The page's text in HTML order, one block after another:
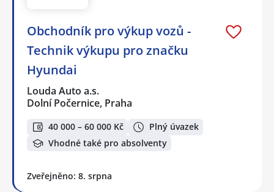
Obchodník pro výkup vozů -
Technik výkupu pro značku
Hyundai
Louda Auto a.s.
Dolní Počernice, Praha
40 000 – 60 000 Kč
Plný úvazek
Vhodné také pro absolventy
Zveřejněno: 8. srpna